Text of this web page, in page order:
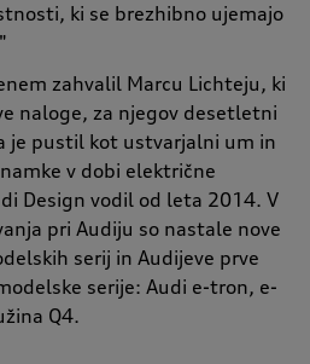
ki se brezhibno ujemajo
zahvalil Marcu Lichteju, ki
naloge, za njegov desetletni
je pustil kot ustvarjalni um in
v dobi električne
Design vodil od leta 2014. V
pri Audiju so nastale nove
serij in Audijeve prve
serije: Audi e-tron, e-
Q4.